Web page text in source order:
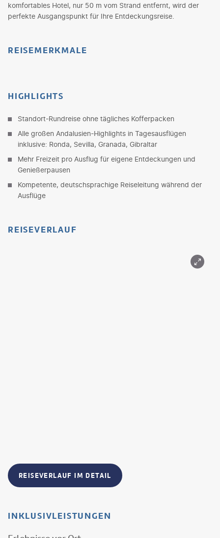
komfortables Hotel, nur 50 m vom Strand entfernt, wird der
perfekte Ausgangspunkt für Ihre Entdeckungsreise.
REISEMERKMALE
HIGHLIGHTS
Standort-Rundreise ohne tägliches Kofferpacken
Alle großen Andalusien-Highlights in Tagesausflügen
inklusive: Ronda, Sevilla, Granada, Gibraltar
Mehr Freizeit pro Ausflug für eigene Entdeckungen und
Genießerpausen
Kompetente, deutschsprachige Reiseleitung während der
Ausflüge
REISEVERLAUF
REISEVERLAUF IM DETAIL
INKLUSIVLEISTUNGEN